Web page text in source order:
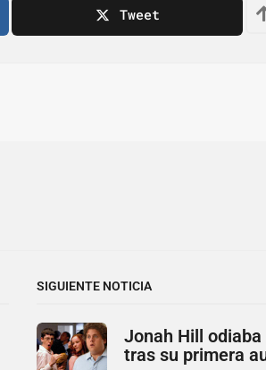
Tweet
SIGUIENTE NOTICIA
Jonah Hill
tras su primera